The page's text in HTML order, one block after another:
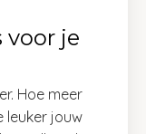
voor je
Hoe meer
leuker jouw